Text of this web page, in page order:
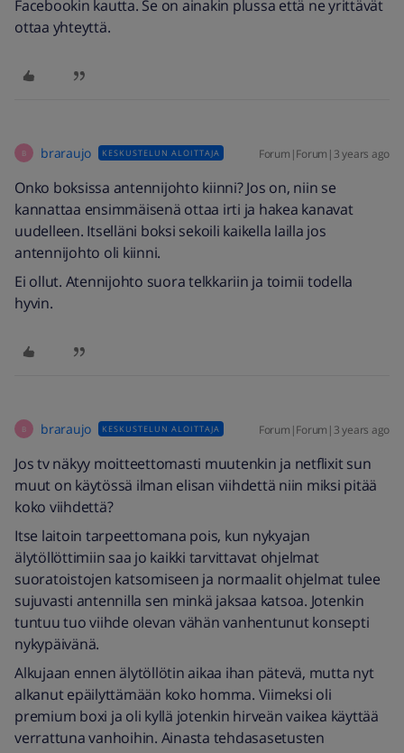
Facebookin kautta. Se on ainakin plussa että ne yrittävät
ottaa yhteyttä.
B braraujo KESKUSTELUN ALOITTAJA Forum|Forum|3 years ago
Onko boksissa antennijohto kiinni? Jos on, niin se
kannattaa ensimmäisenä ottaa irti ja hakea kanavat
uudelleen. Itselläni boksi sekoili kaikella lailla jos
antennijohto oli kiinni.
Ei ollut. Atennijohto suora telkkariin ja toimii todella
hyvin.
B braraujo KESKUSTELUN ALOITTAJA Forum|Forum|3 years ago
Jos tv näkyy moitteettomasti muutenkin ja netflixit sun
muut on käytössä ilman elisan viihdettä niin miksi pitää
koko viihdettä?
Itse laitoin tarpeettomana pois, kun nykyajan
älytöllöttimiin saa jo kaikki tarvittavat ohjelmat
suoratoistojen katsomiseen ja normaalit ohjelmat tulee
sujuvasti antennilla sen minkä jaksaa katsoa. Jotenkin
tuntuu tuo viihde olevan vähän vanhentunut konsepti
nykypäivänä.
Alkujaan ennen älytöllötin aikaa ihan pätevä, mutta nyt
alkanut epäilyttämään koko homma. Viimeksi oli
premium boxi ja oli kyllä jotenkin hirveän vaikea käyttää
verrattuna vanhoihin. Ainasta tehdasasetusten